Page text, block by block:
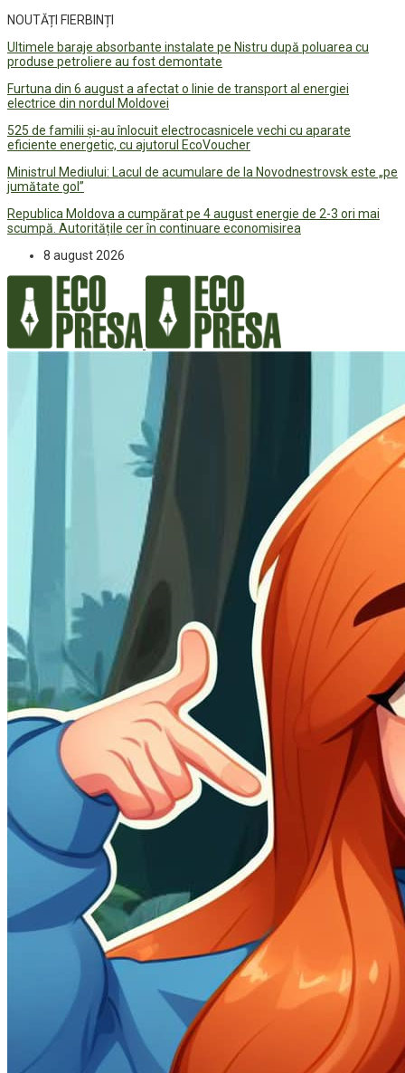
NOUTĂȚI FIERBINȚI
Ultimele baraje absorbante instalate pe Nistru după poluarea cu
produse petroliere au fost demontate
Furtuna din 6 august a afectat o linie de transport al energiei
electrice din nordul Moldovei
525 de familii și-au înlocuit electrocasnicele vechi cu aparate
eficiente energetic, cu ajutorul EcoVoucher
Ministrul Mediului: Lacul de acumulare de la Novodnestrovsk este „pe
jumătate gol”
Republica Moldova a cumpărat pe 4 august energie de 2-3 ori mai
scumpă. Autoritățile cer în continuare economisirea
8 august 2026